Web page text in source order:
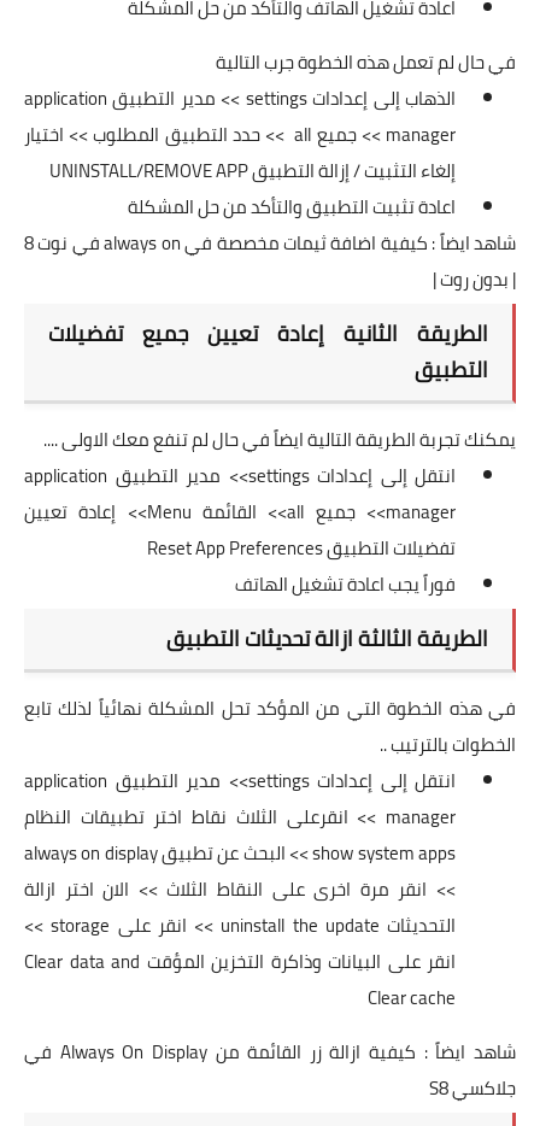
اعادة تشغيل الهاتف والتأكد من حل المشكلة
في حال لم تعمل هذه الخطوة جرب التالية
الذهاب إلى إعدادات settings >> مدير التطبيق application
manager >> جميع all >> حدد التطبيق المطلوب >> اختيار
إلغاء التثبيت / إزالة التطبيق UNINSTALL/REMOVE APP
اعادة تثبيت التطبيق والتأكد من حل المشكلة
شاهد ايضاً :
كيفية اضافة ثيمات مخصصة في always on في نوت 8
| بدون روت |
الطريقة الثانية إعادة تعيين جميع تفضيلات
التطبيق
يمكنك تجربة الطريقة التالية ايضاً في حال لم تنفع معك الاولى ....
انتقل إلى إعدادات settings>> مدير التطبيق application
manager>> جميع all>> القائمة Menu>> إعادة تعيين
تفضيلات التطبيق Reset App Preferences
فوراً يجب اعادة تشغيل الهاتف
الطريقة الثالثة ازالة تحديثات التطبيق
في هذه الخطوة التي من المؤكد تحل المشكلة نهائياً لذلك تابع
الخطوات بالترتيب ..
انتقل إلى إعدادات settings>> مدير التطبيق application
manager >> انقرعلى الثلاث نقاط اختر تطبيقات النظام
show system apps >> البحث عن تطبيق always on display
>> انقر مرة اخرى على النقاط الثلاث >> الان اختر ازالة
التحديثات uninstall the update >> انقر على storage >>
انقر على البيانات وذاكرة التخزين المؤقت Clear data and
Clear cache
شاهد ايضاً :
كيفية ازالة زر القائمة من Always On Display في
جلاكسي S8